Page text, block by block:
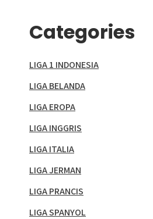
Categories
LIGA 1 INDONESIA
LIGA BELANDA
LIGA EROPA
LIGA INGGRIS
LIGA ITALIA
LIGA JERMAN
LIGA PRANCIS
LIGA SPANYOL